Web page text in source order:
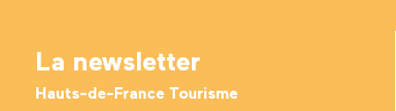
La newsletter
Hauts-de-France Tourisme